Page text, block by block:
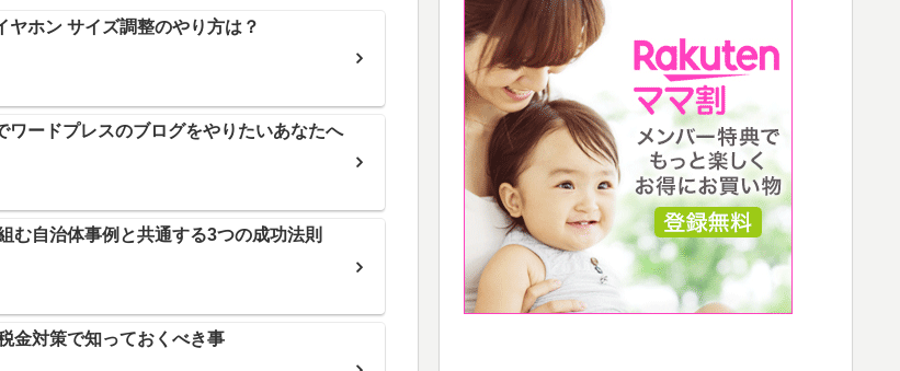
ホン サイズ調整のやり方は？
ードプレスのブログをやりたいあなたへ
む自治体事例と共通する3つの成功法則
金対策で知っておくべき事